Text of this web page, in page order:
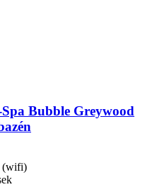
Bubble Greywood
(wifi)